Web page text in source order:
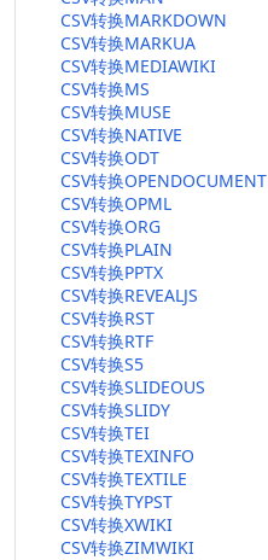
CSV转换MARKDOWN
CSV转换MARKUA
CSV转换MEDIAWIKI
CSV转换MS
CSV转换MUSE
CSV转换NATIVE
CSV转换ODT
CSV转换OPENDOCUMENT
CSV转换OPML
CSV转换ORG
CSV转换PLAIN
CSV转换PPTX
CSV转换REVEALJS
CSV转换RST
CSV转换RTF
CSV转换S5
CSV转换SLIDEOUS
CSV转换SLIDY
CSV转换TEI
CSV转换TEXINFO
CSV转换TEXTILE
CSV转换TYPST
CSV转换XWIKI
CSV转换ZIMWIKI